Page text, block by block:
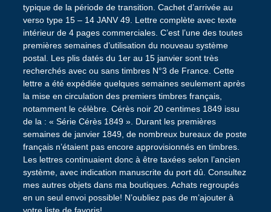
typique de la période de transition. Cachet d’arrivée au
verso type 15 – 14 JANV 49. Lettre complète avec texte
intérieur de 4 pages commerciales. C’est l’une des toutes
premières semaines d’utilisation du nouveau système
postal. Les plis datés du 1er au 15 janvier sont très
recherchés avec ou sans timbres N°3 de France. Cette
lettre a été expédiée quelques semaines seulement après
la mise en circulation des premiers timbres français,
notamment le célèbre. Cérès noir 20 centimes 1849 issu
de la : « Série Cérès 1849 ». Durant les premières
semaines de janvier 1849, de nombreux bureaux de poste
français n’étaient pas encore approvisionnés en timbres.
Les lettres continuaient donc à être taxées selon l’ancien
système, avec indication manuscrite du port dû. Consultez
mes autres objets dans ma boutiques. Achats regroupés
en un seul envoi possible! N’oubliez pas de m’ajouter à